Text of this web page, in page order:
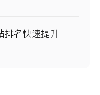
排名快速提升